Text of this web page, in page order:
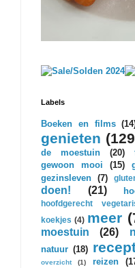
Labels
Boeken en films
genieten
de moestuin
(20)
gewoon mooi
(15)
gezinsleven (7)
doen!
(21)
hoofdgerecht
koekjes (4) meer
moestuin
(26)
natuur (18)
overzicht
(1) reizen